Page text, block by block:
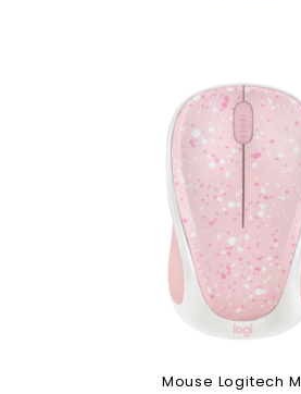
Mouse Logitech